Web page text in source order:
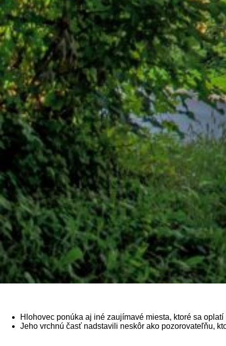
Hlohovec ponúka aj iné zaujímavé miesta, ktoré sa
Jeho vrchnú časť nadstavili neskôr ako pozorovateľňu,